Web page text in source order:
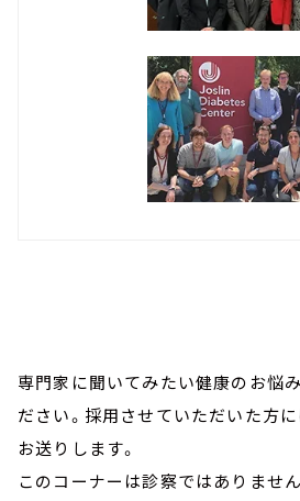
専門家に聞いてみたい健康のお悩
ださい。採用させていただいた方
お送りします。
このコーナーは診察ではありませ